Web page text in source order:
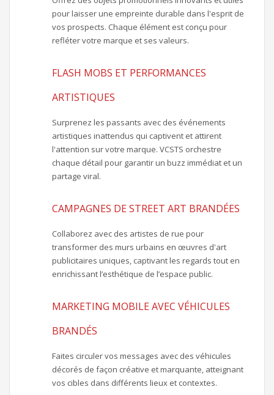
pour laisser une empreinte durable dans l'esprit de
vos prospects. Chaque élément est conçu pour
refléter votre marque et ses valeurs.
FLASH MOBS ET PERFORMANCES
ARTISTIQUES
Surprenez les passants avec des événements
artistiques inattendus qui captivent et attirent
l'attention sur votre marque. VCSTS orchestre
chaque détail pour garantir un buzz immédiat et un
partage viral.
CAMPAGNES DE STREET ART BRANDÉES
Collaborez avec des artistes de rue pour
transformer des murs urbains en œuvres d'art
publicitaires uniques, captivant les regards tout en
enrichissant l’esthétique de l’espace public.
MARKETING MOBILE AVEC VÉHICULES
BRANDÉS
Faites circuler vos messages avec des véhicules
décorés de façon créative et marquante, atteignant
vos cibles dans différents lieux et contextes.